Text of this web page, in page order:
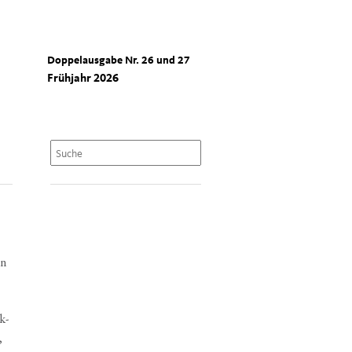
Doppelausgabe Nr. 26 und 27
Frühjahr 2026